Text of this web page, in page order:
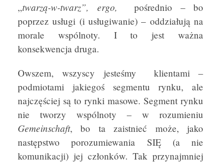
„twarzą-w-twarz”, ergo, pośrednio – bo
poprzez usługi (i usługiwanie) – oddziałują na
morale wspólnoty. I to jest ważna
konsekwencja druga.
Owszem, wszyscy jesteśmy klientami –
podmiotami jakiegoś segmentu rynku, ale
najczęściej są to rynki masowe. Segment rynku
nie tworzy wspólnoty – w rozumieniu
Gemeinschaft, bo ta zaistnieć może, jako
następstwo porozumiewania SIĘ (a nie
komunikacji) jej członków. Tak przynajmniej